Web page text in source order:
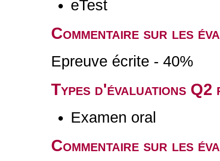
eTest
Commentaire sur les
Epreuve écrite - 40%
Types d'évaluations
Examen oral
Commentaire sur les